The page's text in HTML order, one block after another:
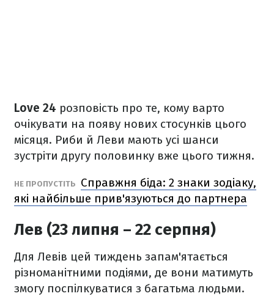
Love 24 розповість про те, кому варто
очікувати на появу нових стосунків цього
місяця. Риби й Леви мають усі шанси
зустріти другу половинку вже цього тижня.
НЕ ПРОПУСТІТЬ
Справжня біда: 2 знаки зодіаку,
які найбільше прив'язуються до партнера
Лев (23 липня – 22 серпня)
Для Левів цей тиждень запам'ятається
різноманітними подіями, де вони матимуть
змогу поспілкуватися з багатьма людьми.